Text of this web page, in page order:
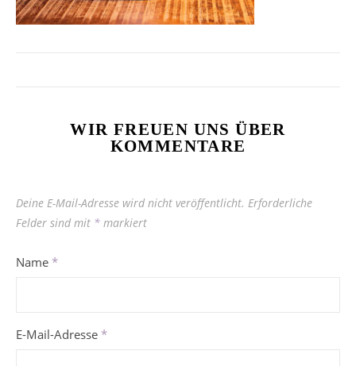
WIR FREUEN UNS ÜBER
KOMMENTARE
Deine E-Mail-Adresse wird nicht veröffentlicht. Erforderliche
Felder sind mit * markiert
Name *
E-Mail-Adresse *